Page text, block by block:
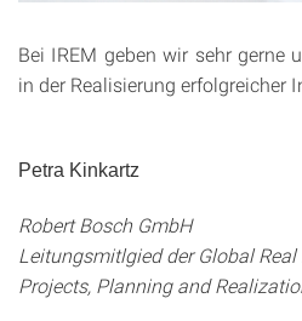
Bei IREM geben wir sehr gerne
in der Realisierung erfolgreicher
Petra Kinkartz
Robert Bosch GmbH
Leitungsmitlgied der Global Real
Projects, Planning and